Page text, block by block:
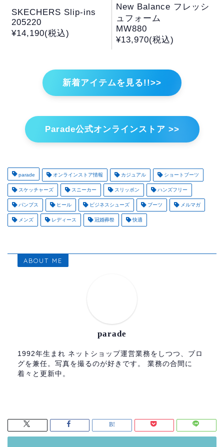
SKECHERS Slip-ins
205220
¥14,190(税込)
New Balance フレッシ
ュフォーム
MW880
¥13,970(税込)
新着アイテムを見る!!>>
Parade公式オンラインストア >>
parade オンラインストア情報 カジュアル ショートブーツ
スケッチャーズ スニーカー スリッポン ハンズフリー
パンプス ヒール ビジネスシューズ ブーツ メルマガ
メンズ レディース 冠婚葬祭 快適
ABOUT ME
parade
1992年生まれ ネットショップ運営業務をしつつ、ブロ
グを兼任。写真を撮るのが好きです。 業務の合間に
着々と更新中。